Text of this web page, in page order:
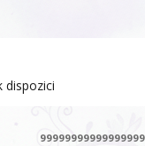
dispozici